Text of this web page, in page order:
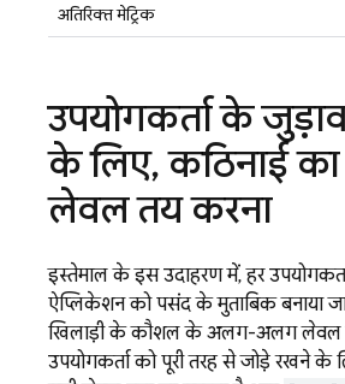
अतिरिक्त मेट्रिक
उपयोगकर्ता के
के लिए,कठिनाई
लेवल तय करना
इस्तेमाल के इस उदाहरण में, हर
ऐप्लिकेशन को पसंद के मुताबिक बनाया
खिलाड़ी के कौशल के अलग-अलग लेवल
उपयोगकर्ता को पूरी तरह से जोड़े रखने के